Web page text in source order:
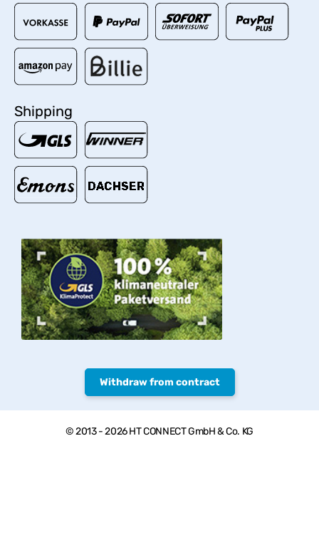
Shipping
Withdraw from contract
© 2013 - 2026 HT CONNECT GmbH & Co. KG